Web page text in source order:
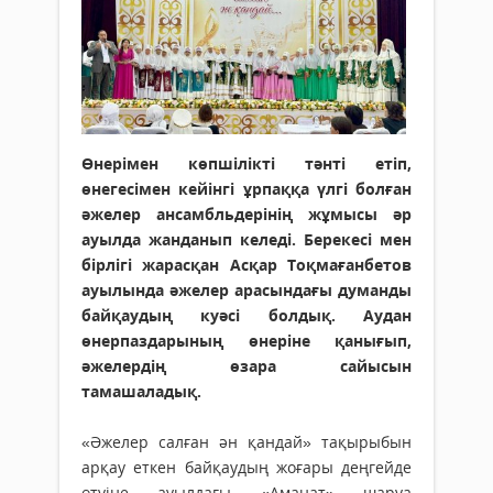
Өнерімен көпшілікті тәнті етіп,
өнегесімен кейінгі ұрпаққа үлгі болған
әжелер ансамбльдерінің жұмысы әр
ауылда жанданып келеді. Берекесі мен
бірлігі жарасқан Асқар Тоқмағанбетов
ауылында әжелер арасындағы думанды
байқаудың куәсі болдық. Аудан
өнерпаздарының өнеріне қанығып,
әжелердің өзара сайысын
тамашаладық.
«Әжелер салған ән қандай» тақырыбын
арқау еткен байқаудың жоғары деңгейде